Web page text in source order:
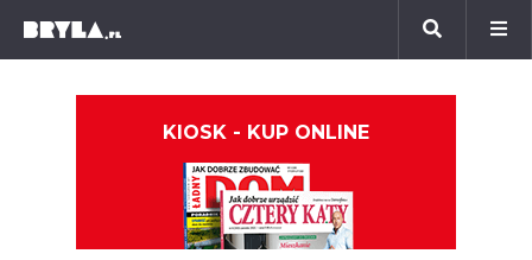
KIOSK - KUP ONLINE